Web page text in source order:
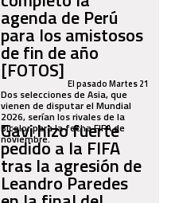
agenda de Perú
para los amistosos
de fin de año
[FOTOS] El pasado Martes 21
Dos selecciones de Asia, que
vienen de disputar el Mundial
2026, serían los rivales de la
Bicolor para la fecha FIFA de
noviembre.
Gavi hizo fuerte
pedido a la FIFA
tras la agresión de
Leandro Paredes